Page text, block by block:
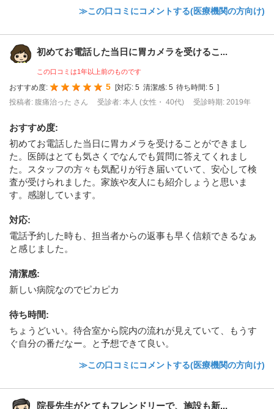
≫この口コミにコメントする(医療機関の方向け)
初めてお電話した当日に胃カメラを受けるこ...
この口コミは1年以上前のものです
おすすめ度: 5 [対応: 5 清潔感: 5 待ち時間: 5 ]
投稿者: 腹痛治った さん
受診者: 本人 (女性・ 40代) 受診時期: 2019年
おすすめ度:
初めてお電話した当日に胃カメラを受けることができまし
た。医師はとても気さくでなんでも質問に答えてくれまし
た。スタッフの方々も気配りが行き届いていて、安心して検
査が受けられました。家族や友人にも紹介しょうと思いま
す。感謝しています。
対応:
電話予約した時も、担当者からの返事も早く信頼できるなぁ
と感じました。
清潔感:
新しい病院なのでピカピカ
待ち時間:
ちょうどいい。待合室から院内の流れが見えていて、もうす
ぐ自分の番だなー。と予想できて良い。
≫この口コミにコメントする(医療機関の方向け)
院長先生がとてもフレンドリーで、施設も新...